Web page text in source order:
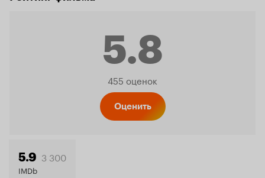
5.8
Рейтинг
455 оценок
Оценить
5.9 3 300
IMDb